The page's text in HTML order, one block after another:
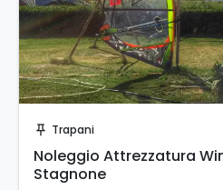
push_pin Trapani
Noleggio Attrezzatura
Stagnone